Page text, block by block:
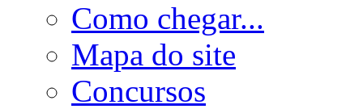
Como chegar...
Mapa do site
Concursos